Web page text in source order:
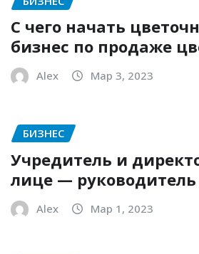
С чего начать
бизнес по продаже
Alex Мар 3, 2023
БИЗНЕС
Учредитель и
лице —
Alex Мар 1, 2023